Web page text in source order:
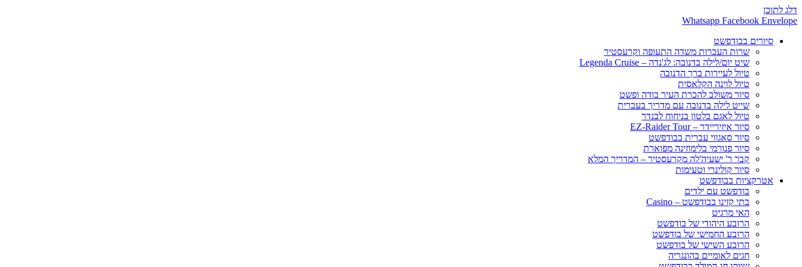
דלג לתוכן
Whatsapp Facebook Envelope
סיורים בבודפשט
שרות העברות משדה התעופה וקרעסטיר
שיט יום/לילה בדנובה: לג'נדה – Legenda Cruise
טיול לעיירות ברך הדנובה
טיול לוינה הקלאסית
סיור משולב להכרת העיר בודה ופשט
שייט לילה בדנובה עם מדריך בעברית
טיול לאגם בלטון בניחוח לבנדר
סיור איזיריידר – EZ-Raider Tour
סיור סאגווי עברית בבודפשט
סיור פנורמי בלימוזינה מפוארת
קבר ר' ישעיה'לה מקרעסטיר – המדריך המלא
סיור קולינרי וטעימות
אטרקציות בבודפשט
בודפשט עם ילדים
בתי קזינו בבודפשט – Casino
האי מרגיט
הרובע היהודי של בודפשט
הרובע החמישי של בודפשט
הרובע השישי של בודפשט
חגים לאומיים בהונגריה